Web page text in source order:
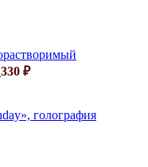
330 ₽
голография